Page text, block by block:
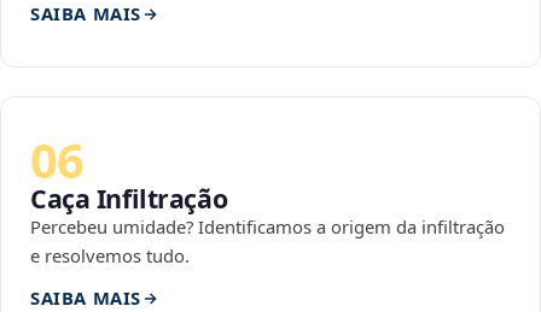
SAIBA MAIS
06
Caça Infiltração
Percebeu umidade? Identificamos a origem da infiltração
e resolvemos tudo.
SAIBA MAIS